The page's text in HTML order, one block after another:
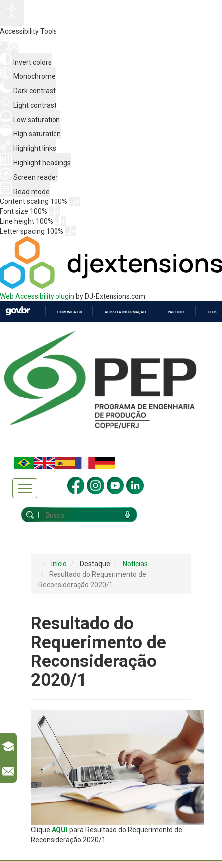
Accessibility Tools
Invert colors
Monochrome
Dark contrast
Light contrast
Low saturation
High saturation
Highlight links
Highlight headings
Screen reader
Read mode
Content scaling 100%
Font size 100%
Line height 100%
Letter spacing 100%
Web Accessibility plugin by DJ-Extensions.com
COMUNICA BR ACESSO À INFORMAÇÃO PARTICIPE
Início Destaque
Notícias
Resultado do Requerimento de
Reconsideração 2020/1
Resultado do
Requerimento de
Reconsideração
2020/1
Clique AQUI para Resultado do Requerimento de
Reconsideração 2020/1